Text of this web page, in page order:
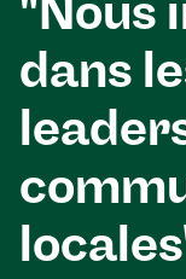
"Nous
dans